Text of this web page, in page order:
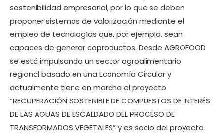
sostenibilidad empresarial, por lo que se deben
proponer sistemas de valorización mediante el
empleo de tecnologías que, por ejemplo, sean
capaces de generar coproductos. Desde AGROFOOD
se está impulsando un sector agroalimentario
regional basado en una Economía Circular y
actualmente tiene en marcha el proyecto
“RECUPERACIÓN SOSTENIBLE DE COMPUESTOS DE INTERÉS
DE LAS AGUAS DE ESCALDADO DEL PROCESO DE
TRANSFORMADOS VEGETALES” y es socio del proyecto